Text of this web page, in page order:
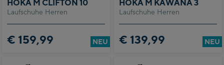
Laufschuhe Herren
HOKA M CLIFTON 10
€ 159,99 NEU
Laufschuhe Herren
HOKA M KAWANA 3
€ 139,99 NEU